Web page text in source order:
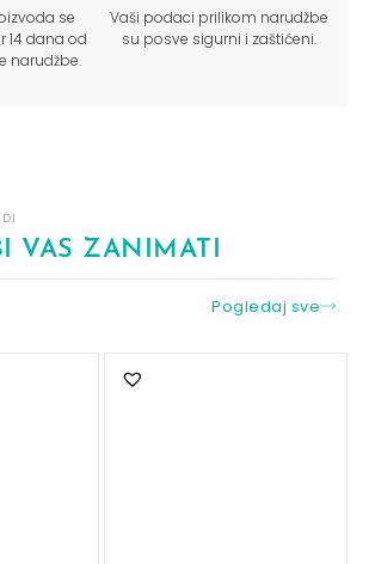
se
14 dana od
narudžbe.
Vaši podaci prilikom narudžbe
su posve sigurni i zaštićeni.
VAS ZANIMATI
Pogledaj sve